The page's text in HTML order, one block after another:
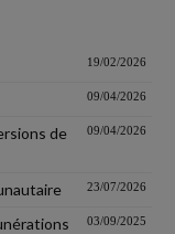
19/02/2026
09/04/2026
de
09/04/2026
23/07/2026
03/09/2025